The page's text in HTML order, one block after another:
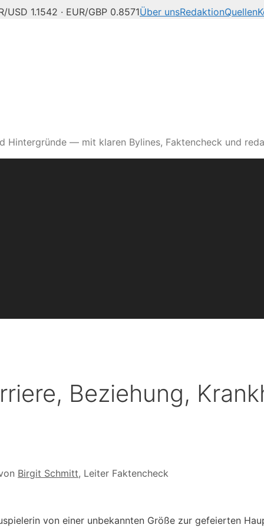
USD 1.1542 · EUR/GBP 0.8571Über unsRedaktionQuellen
Hintergründe — mit klaren Bylines, Faktencheck und
Beziehung,
Birgit Schmitt, Leiter Faktencheck
von einer unbekannten Größe zur gefeierten